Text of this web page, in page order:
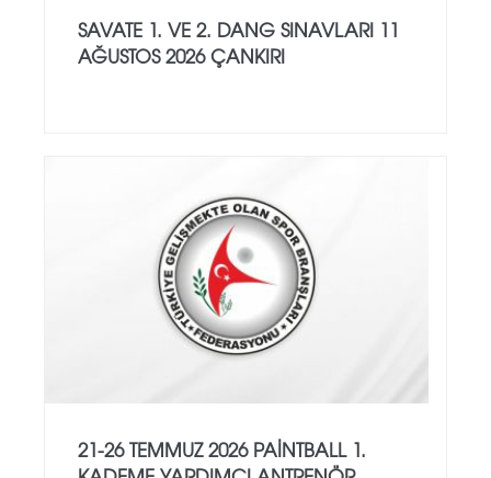
SAVATE 1. VE 2. DANG SINAVLARI 11
AĞUSTOS 2026 ÇANKIRI
21-26 TEMMUZ 2026 PAİNTBALL 1.